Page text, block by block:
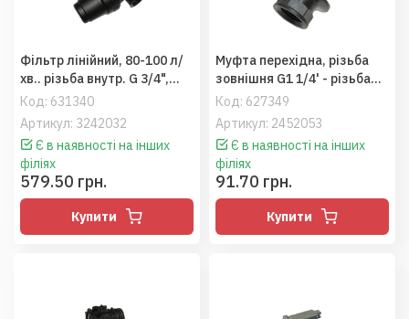
Код: 631340
Артикул: 3242032
Фільтр лінійний, 80-100 л/
хв.. різьба внутр. G 3/4",
ARAG
Є в наявності на інших
філіях
579.50 грн.
Купити
Код: 627349
Артикул: 2452053
Муфта перехідна, різьба
зовнішня G1 1/4' - різьба
внутрішня G1", ARAG
Є в наявності на інших
філіях
91.70 грн.
Купити